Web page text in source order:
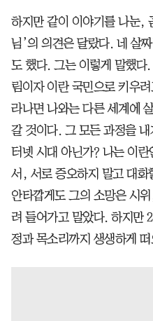
하지만 같이 이야기를 나눈,
님’의 의견은 달랐다. 네 살
도 했다. 그는 이렇게 말했다
림이자 이란 국민으로 키우
라나면 나와는 다른 세계에
갈 것이다. 그 모든 과정을
터넷 시대 아닌가? 나는 이
서, 서로 증오하지 말고 대화
안타깝게도 그의 소망은 시
려 들어가고 말았다. 하지만
정과 목소리까지 생생하게